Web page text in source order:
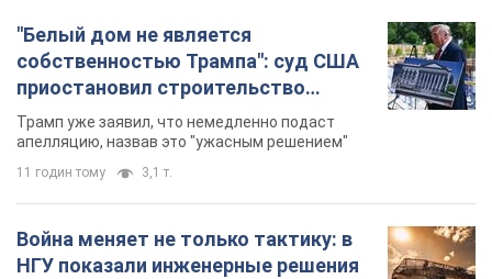
"Белый дом не является
собственностью Трампа": суд США
приостановил строительство
бального зала стоимостью 400 млн
долларов
Трамп уже заявил, что немедленно подаст
апелляцию, назвав это "ужасным решением"
11 годин тому 3,1 т.
Война меняет не только тактику: в
НГУ показали инженерные решения